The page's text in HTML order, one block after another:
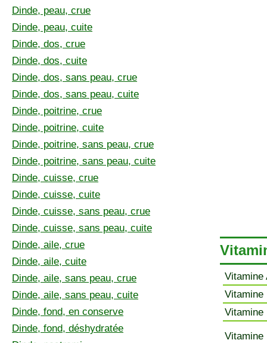
Dinde, peau, crue
Dinde, peau, cuite
Dinde, dos, crue
Dinde, dos, cuite
Dinde, dos, sans peau, crue
Dinde, dos, sans peau, cuite
Dinde, poitrine, crue
Dinde, poitrine, cuite
Dinde, poitrine, sans peau, crue
Dinde, poitrine, sans peau, cuite
Dinde, cuisse, crue
Dinde, cuisse, cuite
Dinde, cuisse, sans peau, crue
Dinde, cuisse, sans peau, cuite
Dinde, aile, crue
Dinde, aile, cuite
Dinde, aile, sans peau, crue
Dinde, aile, sans peau, cuite
Dinde, fond, en conserve
Dinde, fond, déshydratée
Vitamine
Vitamine
Vitamine
Vitamine